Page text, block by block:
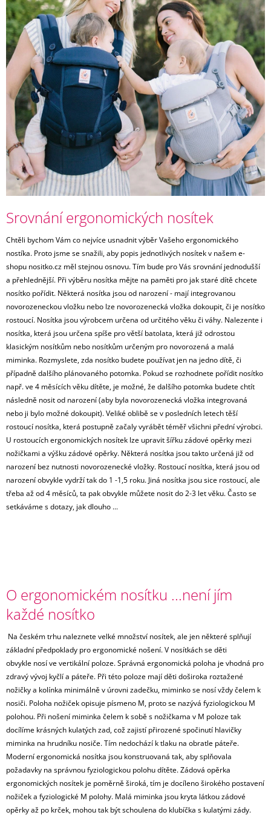
S
Č
L
Á
N
K
Ů
Srovnání ergonomických nosítek
Chtěli bychom Vám co nejvíce usnadnit výběr Vašeho ergonomického
nostíka. Proto jsme se snažili, aby popis jednotlivých nosítek v našem e-
shopu nositko.cz měl stejnou osnovu. Tím bude pro Vás srovnání jednodušší
a přehlednější. Při výběru nosítka mějte na paměti pro jak staré dítě chcete
nosítko pořídit. Některá nosítka jsou od narození - mají integrovanou
novorozeneckou vložku nebo lze novorozenecká vložka dokoupit, či je nosítko
rostoucí. Nosítka jsou výrobcem určena od určitého věku či váhy. Nalezente i
nosítka, která jsou určena spíše pro větší batolata, která již odrostou
klasickým nosítkům nebo nosítkům určeným pro novorozená a malá
miminka. Rozmyslete, zda nosítko budete používat jen na jedno dítě, či
případně dalšího plánovaného potomka. Pokud se rozhodnete pořídit nosítko
např. ve 4 měsících věku dítěte, je možné, že dalšího potomka budete chtít
následně nosit od narození (aby byla novorozenecká vložka integrovaná
nebo ji bylo možné dokoupit). Veliké oblibě se v posledních letech těší
rostoucí nosítka, která postupně začaly vyrábět téměř všichni přední výrobci.
U rostoucích ergonomických nosítek lze upravit šířku zádové opěrky mezi
nožičkami a výšku zádové opěrky. Některá nosítka jsou takto určená již od
narození bez nutnosti novorozenecké vložky. Rostoucí nosítka, která jsou od
narození obvykle vydrží tak do 1 -1,5 roku. Jiná nosítka jsou sice rostoucí, ale
třeba až od 4 měsíců, ta pak obvykle můžete nosit do 2-3 let věku. Často se
setkáváme s dotazy, jak dlouho ...
O ergonomickém nosítku ...není jím
každé nosítko
Na českém trhu naleznete velké množství nosítek, ale jen některé splňují
základní předpoklady pro ergonomické nošení. V nosítkách se děti
obvykle nosí ve vertikální poloze. Správná ergonomická poloha je vhodná pro
zdravý vývoj kyčlí a páteře. Při této poloze mají děti doširoka roztažené
nožičky a kolínka minimálně v úrovni zadečku, miminko se nosí vždy čelem k
nosiči. Poloha nožiček opisuje písmeno M, proto se nazývá fyziologickou M
polohou. Při nošení miminka čelem k sobě s nožičkama v M poloze tak
docílíme krásných kulatých zad, což zajistí přirozené spočinutí hlavičky
miminka na hrudníku nosiče. Tím nedochází k tlaku na obratle páteře.
Moderní ergonomická nosítka jsou konstruovaná tak, aby splňovala
požadavky na správnou fyziologickou polohu dítěte. Zádová opěrka
ergonomických nosítek je poměrně široká, tím je docíleno širokého postavení
nožiček a fyziologické M polohy. Malá miminka jsou kryta látkou zádové
opěrky až po krček, mohou tak být schoulena do klubíčka s kulatými zády.
Í
T
?
HLEDAT
D
P
O
R
Č
J
E
M
E
ANGEL
WINGS
TROJHRÁNEK
BIOBAVLNA
165
Kč